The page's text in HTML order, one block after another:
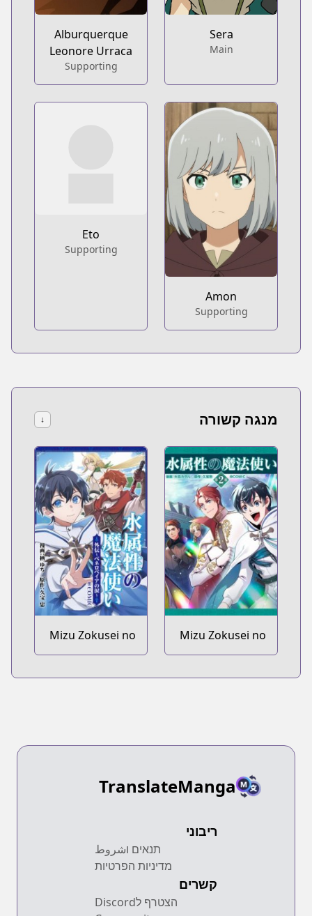
Sera
Main
Alburquerque
Leonore Urraca
Supporting
Amon
Supporting
Eto
Supporting
מנגה קשורה ↓
Mizu Zokusei no
Mahoutsukai Dai
Mizu Zokusei no
Mahoutsukai
TranslateManga
ריבוני
תנאים וشروط
מדיניות הפרטיות
קשרים
הצטרף לDiscord